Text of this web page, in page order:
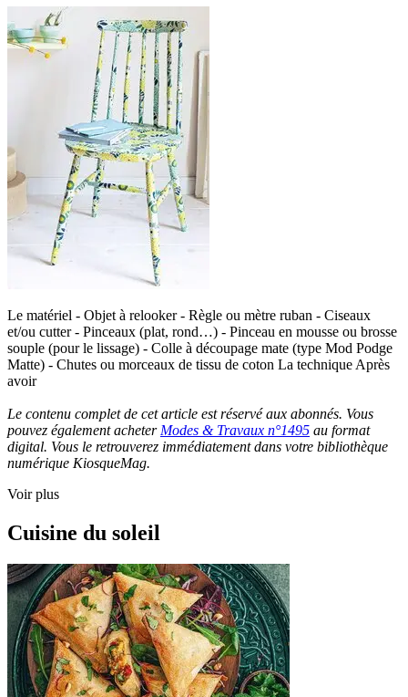
Le matériel - Objet à relooker - Règle ou mètre ruban - Ciseaux
et/ou cutter - Pinceaux (plat, rond…) - Pinceau en mousse ou brosse
souple (pour le lissage) - Colle à découpage mate (type Mod Podge
Matte) - Chutes ou morceaux de tissu de coton La technique Après
avoir
Le contenu complet de cet article est réservé aux abonnés. Vous
pouvez également acheterModes & Travaux n°1495 au format
digital. Vous le retrouverez immédiatement dans votre bibliothèque
numérique KiosqueMag.
Voir plus
Cuisine du soleil